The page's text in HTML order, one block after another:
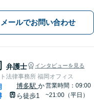
い弁護士が寄り添い解決を
ます。
メールでお問い合わせ
弁護士 インタビューを見る
法律事務所 福岡オフィス
博多駅 か
ら徒歩1
営業時間：09:00
~21:00（平日）